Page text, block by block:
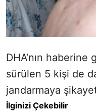
DHA‘nın
sürülen 5 kişi de
jandarmaya